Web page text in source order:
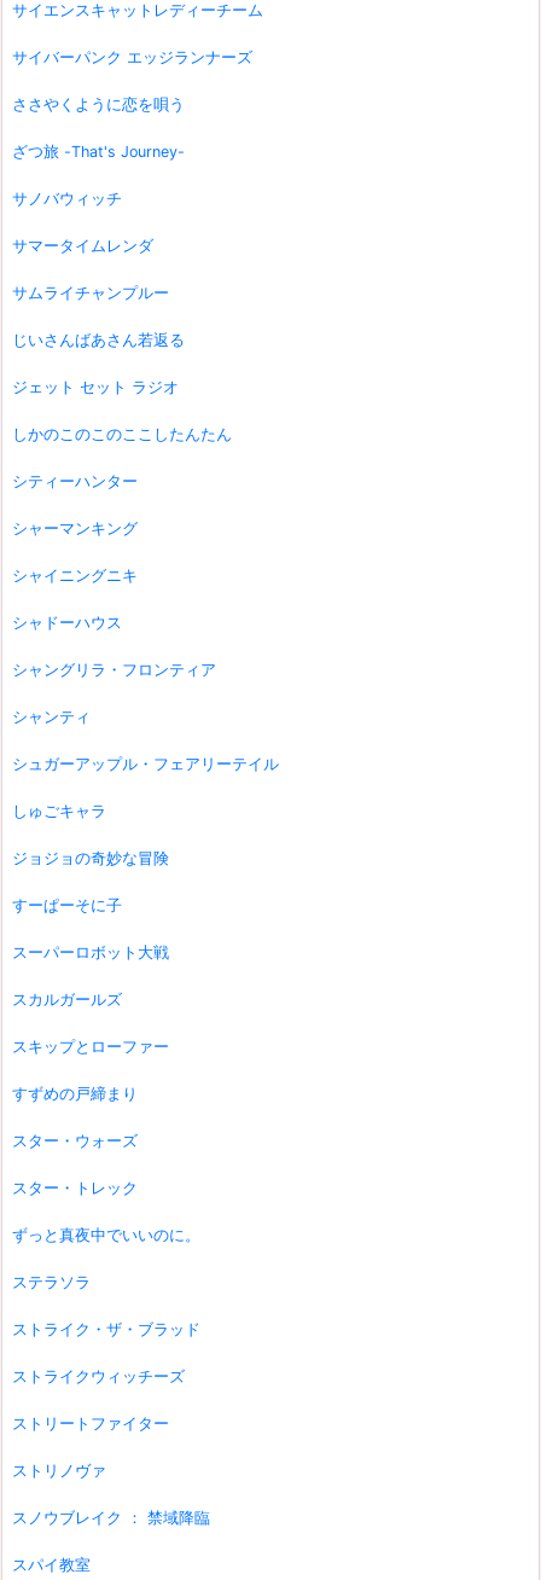
サイエンスキャットレディーチーム
サイバーパンク エッジランナーズ
ささやくように恋を唄う
ざつ旅 -That's Journey-
サノバウィッチ
サマータイムレンダ
サムライチャンプルー
じいさんばあさん若返る
ジェット セット ラジオ
しかのこのこのここしたんたん
シティーハンター
シャーマンキング
シャイニングニキ
シャドーハウス
シャングリラ・フロンティア
シャンティ
シュガーアップル・フェアリーテイル
しゅごキャラ
ジョジョの奇妙な冒険
すーぱーそに子
スーパーロボット大戦
スカルガールズ
スキップとローファー
すずめの戸締まり
スター・ウォーズ
スター・トレック
ずっと真夜中でいいのに。
ステラソラ
ストライク・ザ・ブラッド
ストライクウィッチーズ
ストリートファイター
ストリノヴァ
スノウブレイク ： 禁域降臨
スパイ教室